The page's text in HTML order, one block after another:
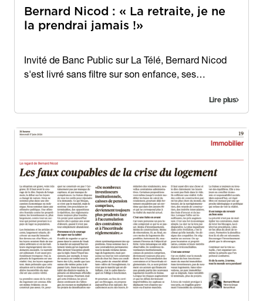
Bernard Nicod : « La retraite, je ne
la prendrai jamais !»
Contenu
Invité de Banc Public sur La Télé, Bernard Nicod
s'est livré sans filtre sur son enfance, ses…
Lire plus
Image
Image